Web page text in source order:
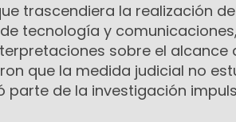
trascendiera la realización
tecnología y comunicaciones,
sobre el alcance
que la medida judicial no
parte de la investigación